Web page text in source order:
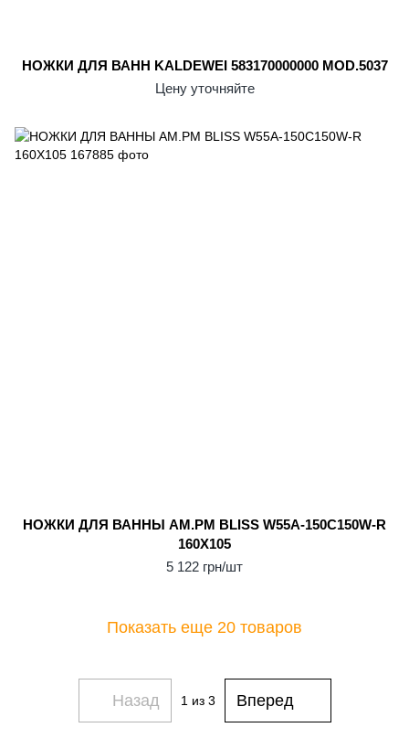
НОЖКИ ДЛЯ ВАНН KALDEWEI 583170000000 MOD.5037
Цену уточняйте
НОЖКИ ДЛЯ ВАННЫ AM.PM BLISS W55A-150C150W-R
160X105
5 122 грн/шт
Показать еще 20 товаров
Назад 1 из 3 Вперед